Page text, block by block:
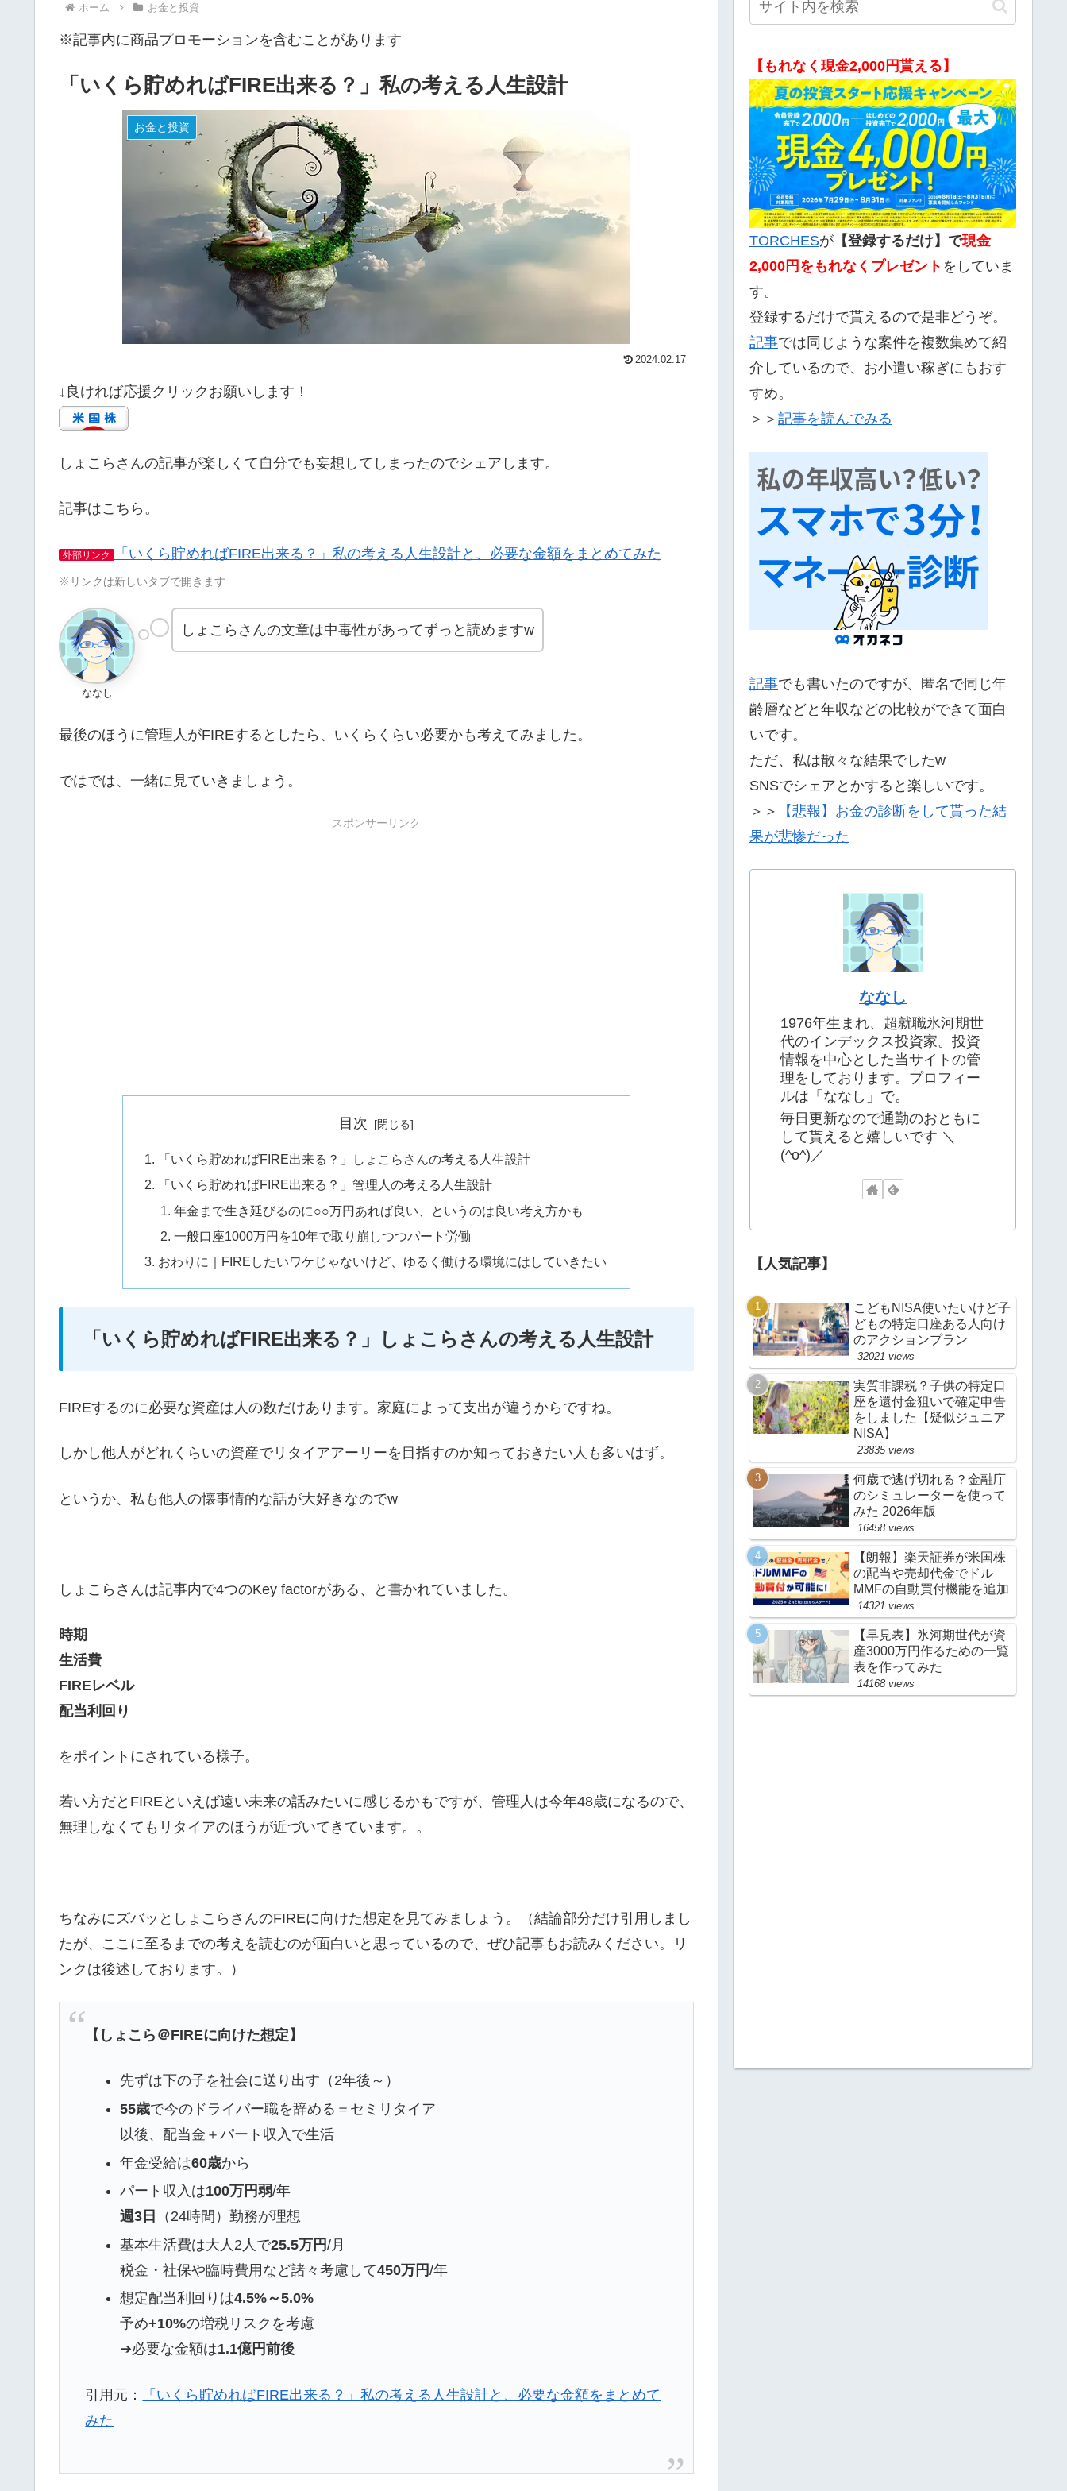
ホーム お金と投資
※記事内に商品プロモーションを含むことがあります
「いくら貯めればFIRE出来る？」私の考える人生設計
お金と投資
2024.02.17
↓良ければ応援クリックお願いします！
しょこらさんの記事が楽しくて自分でも妄想してしまったのでシェアします。
記事はこちら。
外部リンク 「いくら貯めればFIRE出来る？」私の考える人生設計と、必要な金額をまとめてみた
※リンクは新しいタブで開きます
ななし
しょこらさんの文章は中毒性があってずっと読めますw
最後のほうに管理人がFIREするとしたら、いくらくらい必要かも考えてみました。
ではでは、一緒に見ていきましょう。
スポンサーリンク
目次
「いくら貯めればFIRE出来る？」しょこらさんの考える人生設計
「いくら貯めればFIRE出来る？」管理人の考える人生設計
年金まで生き延びるのに○○万円あれば良い、というのは良い考え方かも
一般口座1000万円を10年で取り崩しつつパート労働
おわりに｜FIREしたいワケじゃないけど、ゆるく働ける環境にはしていきたい
「いくら貯めればFIRE出来る？」しょこらさんの考える人生設計
FIREするのに必要な資産は人の数だけあります。家庭によって支出が違うからですね。
しかし他人がどれくらいの資産でリタイアアーリーを目指すのか知っておきたい人も多いはず。
というか、私も他人の懐事情的な話が大好きなのでw
しょこらさんは記事内で4つのKey factorがある、と書かれていました。
時期
生活費
FIREレベル
配当利回り
をポイントにされている様子。
若い方だとFIREといえば遠い未来の話みたいに感じるかもですが、管理人は今年48歳になるので、
無理しなくてもリタイアのほうが近づいてきています。。
ちなみにズバッとしょこらさんのFIREに向けた想定を見てみましょう。（結論部分だけ引用しまし
たが、ここに至るまでの考えを読むのが面白いと思っているので、ぜひ記事もお読みください。リ
ンクは後述しております。）
【しょこら＠FIREに向けた想定】
先ずは下の子を社会に送り出す（2年後～）
55歳で今のドライバー職を辞める＝セミリタイア
以後、配当金＋パート収入で生活
年金受給は60歳から
パート収入は100万円弱/年
週3日
（24時間）勤務が理想
基本生活費は大人2人で25.5万円/月
税金・社保や臨時費用など諸々考慮して450万円/年
想定配当利回りは4.5%～5.0%
予め+10%の増税リスクを考慮
➔必要な金額は1.1億円前後
引用元：
「いくら貯めればFIRE出来る？」私の考える人生設計と、必要な金額をまとめて
みた
【もれなく現金2,000円貰える】
TORCHESが 【登録するだけ】で現金
2,000 円をもれなくプレゼント をしていま
す。
登録するだけで貰えるので是非どうぞ。
記事では同じような案件を複数集めて紹
介しているので、お小遣い稼ぎにもおす
すめ。
＞＞ 記事を読んでみる
記事でも書いたのですが、匿名で同じ年
齢層などと年収などの比較ができて面白
いです。
ただ、私は散々な結果でしたw
SNSでシェアとかすると楽しいです。
＞＞
【悲報】お金の診断をして貰った結
果が悲惨だった
ななし
1976年生まれ、超就職氷河期世
代のインデックス投資家。投資
情報を中心とした当サイトの管
理をしております。プロフィー
ルは「ななし」で。
毎日更新なので通勤のおともに
して貰えると嬉しいです ＼
(^o^)／
【人気記事】
こどもNISA使いたいけど子
どもの特定口座ある人向け
のアクションプラン
32021 views
実質非課税？子供の特定口
座を還付金狙いで確定申告
をしました【疑似ジュニア
NISA】
23835 views
何歳で逃げ切れる？金融庁
のシミュレーターを使って
みた 2026年版
16458 views
【朗報】楽天証券が米国株
の配当や売却代金でドル
MMFの自動買付機能を追加
14321 views
【早見表】氷河期世代が資
産3000万円作るための一覧
表を作ってみた
14168 views